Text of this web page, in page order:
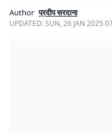
Author प्रदीप सरदाना
UPDATED:SUN, 26 JAN 2025